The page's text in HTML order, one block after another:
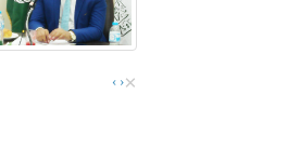
‹
› ×